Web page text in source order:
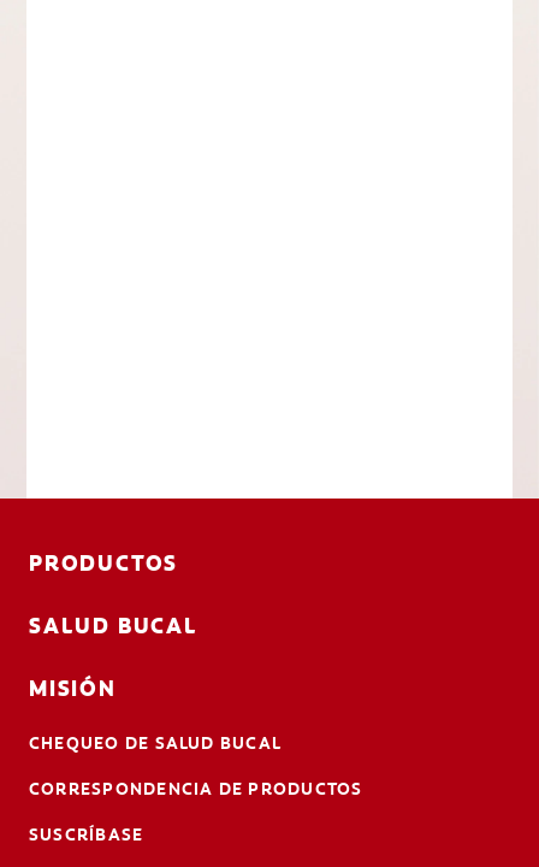
PRODUCTOS
SALUD BUCAL
MISIÓN
CHEQUEO DE SALUD BUCAL
CORRESPONDENCIA DE PRODUCTOS
SUSCRÍBASE